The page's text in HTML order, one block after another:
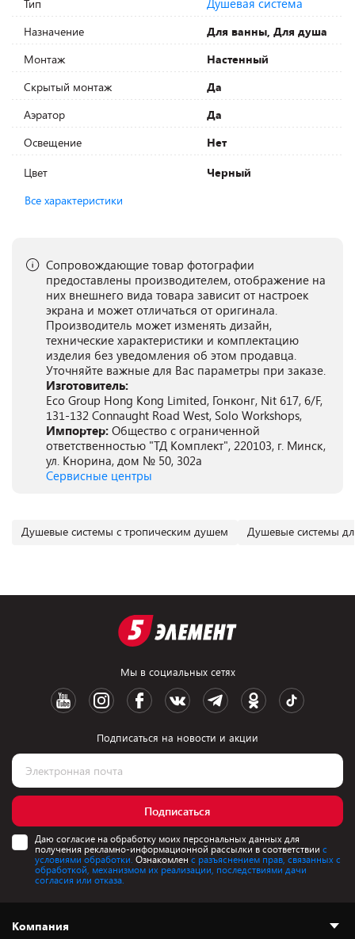
Тип Душевая система
Назначение
Для ванны, Для душа
Монтаж
Настенный
Скрытый монтаж
Да
Аэратор
Да
Освещение
Нет
Цвет
Черный
Все характеристики
Сопровождающие товар фотографии
предоставлены производителем, отображение на
них внешнего вида товара зависит от настроек
экрана и может отличаться от оригинала.
Производитель может изменять дизайн,
технические характеристики и комплектацию
изделия без уведомления об этом продавца.
Уточняйте важные для Вас параметры при заказе.
Изготовитель:
Eco Group Hong Kong Limited, Гонконг, Nit 617, 6/F,
131-132 Connaught Road West, Solo Workshops,
Импортер: Общество с ограниченной
ответственностью "ТД Комплект", 220103, г. Минск,
ул. Кнорина, дом № 50, 302а
Сервисные центры
Душевые системы с тропическим душем Душевые системы
Мы в социальных сетях
Подписаться на новости и акции
Подписаться
Даю согласие на обработку моих персональных данных для
получения рекламно-информационной рассылки в соответствии с
условиями обработки. Ознакомлен с разъяснением прав, связанных с
обработкой, механизмом их реализации, последствиями дачи
согласия или отказа.
Компания